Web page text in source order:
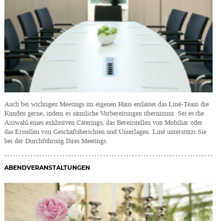
Auch bei wichtigen Meetings im eigenen Haus entlastet das Liné-Team die
Kunden gerne, indem es sämtliche Vorbereitungen übernimmt. Sei es die
Auswahl eines exklusiven Caterings, das Bereitstellen von Mobiliar oder
das Erstellen von Geschäftsberichten und Unterlagen. Liné unterstützt Sie
bei der Durchführung Ihres Meetings.
ABENDVERANSTALTUNGEN